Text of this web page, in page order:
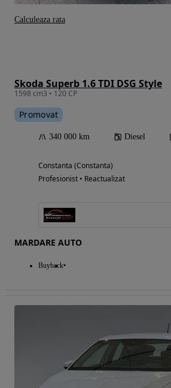
Skoda Superb 1.6 TDI DSG Style
1598 cm3 • 120 CP
Promovat
340 000 km Diesel
Constanta (Constanta)
Profesionist • Reactualizat
MARDARE AUTO
Buyback
Calculeaza rata